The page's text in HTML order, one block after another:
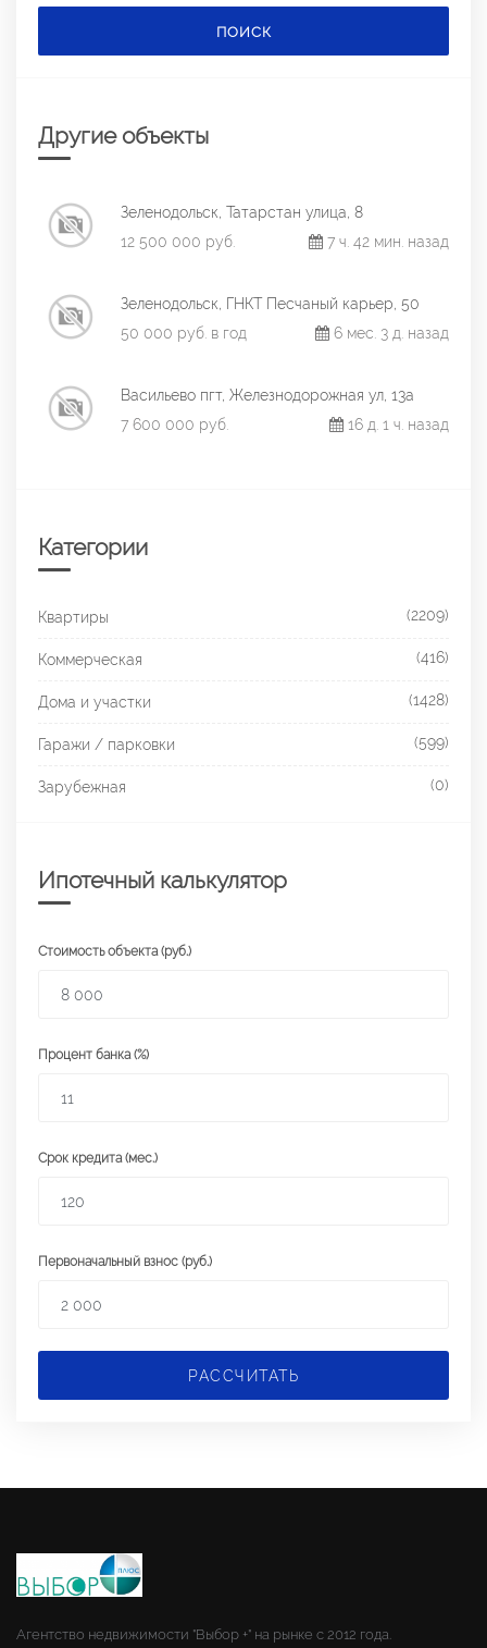
ПОИСК
Другие объекты
Зеленодольск, Татарстан улица, 8
12 500 000 руб.
7 ч. 42 мин. назад
Зеленодольск, ГНКТ Песчаный карьер, 50
50 000 руб. в год
6 мес. 3 д. назад
Васильево пгт, Железнодорожная ул, 13а
7 600 000 руб.
16 д. 1 ч. назад
Категории
Квартиры (2209)
Коммерческая (416)
Дома и участки (1428)
Гаражи / парковки (599)
Зарубежная (0)
Ипотечный калькулятор
Стоимость объекта (руб.)
Процент банка (%)
Срок кредита (мес.)
Первоначальный взнос (руб.)
РАССЧИТАТЬ
Агентство недвижимости "Выбор +" на рынке с 2012 года.